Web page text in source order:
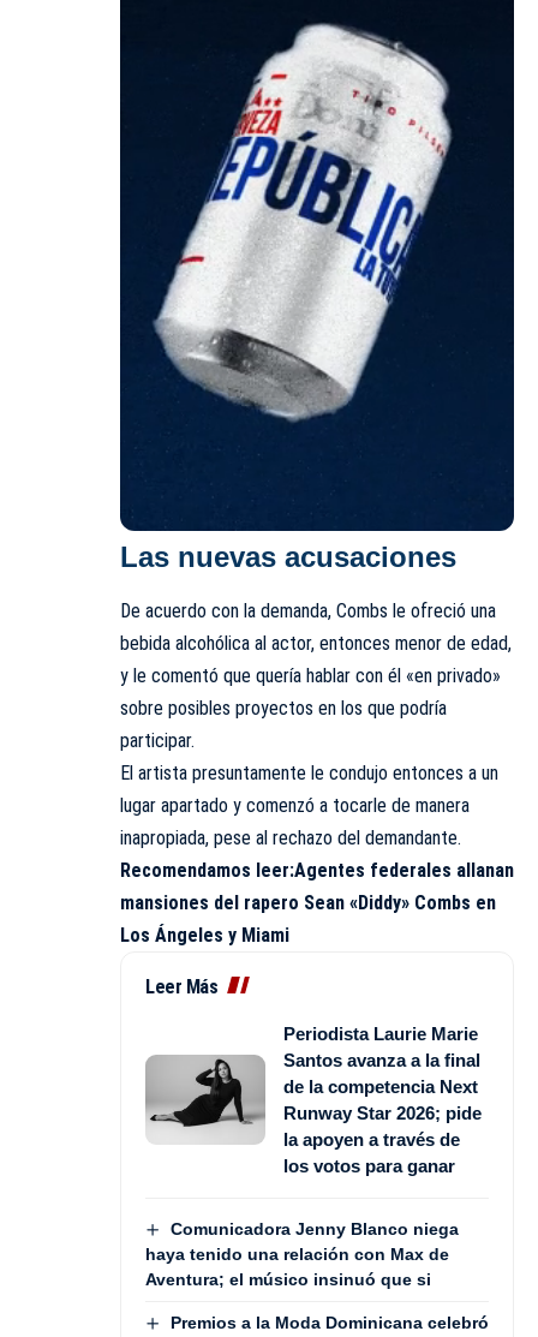
Las nuevas acusaciones
De acuerdo con la demanda, Combs le ofreció una
bebida alcohólica al actor, entonces menor de edad,
y le comentó que quería hablar con él «en privado»
sobre posibles proyectos en los que podría
participar.
El artista presuntamente le condujo entonces a un
lugar apartado y comenzó a tocarle de manera
inapropiada, pese al rechazo del demandante.
Recomendamos leer:Agentes federales allanan
mansiones del rapero Sean «Diddy» Combs en
Los Ángeles y Miami
Leer Más
Periodista Laurie Marie
Santos avanza a la final
de la competencia Next
Runway Star 2026; pide
la apoyen a través de
los votos para ganar
Comunicadora Jenny Blanco niega
haya tenido una relación con Max de
Aventura; el músico insinuó que si
Premios a la Moda Dominicana celebró